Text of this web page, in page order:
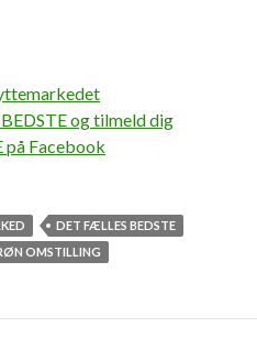
og tilmeld dig
på Facebook
DET FÆLLES BEDSTE
OMSTILLING